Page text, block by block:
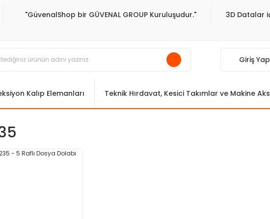
"GüvenalShop bir GÜVENAL GROUP Kuruluşudur."
3D Datalar
Giriş Yap
Kalıp Elemanları Teknik Hırdavat, Kesici Takımlar ve Makine